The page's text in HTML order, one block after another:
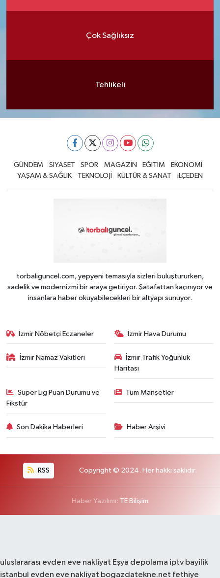
Çok Sağlıksız
Tehlikeli
GÜNDEM SİYASET SPOR MAGAZİN EĞİTİM
EKONOMİ
YAŞAM & SAĞLIK
TEKNOLOJİ KÜLTÜR & SANAT iLÇEDEN
torbaliguncel.com, yepyeni temasıyla sizleri buluştururken,
sadelik ve modernizmi bir araya getiriyor. Şatafattan kaçınıyor ve
insanlara haber okuyabilecekleri bir altyapı sunuyor.
İzmir Nöbetçi Eczaneler İzmir Hava Durumu
İzmir Namaz Vakitleri
İzmir Trafik Yoğunluk
Haritası
Süper Lig Puan Durumu ve
Fikstür
Tüm Manşetler
Son Dakika Haberleri Haber Arşivi
RSS Copyright © 2024. Her hakkı saklıdır.
Haber Yazılımı: TE Bilişim
uluslararası evden eve nakliyat Eşya depolama iptv bayilik
istanbul evden eve nakliyat bogazdatekne.net fethiye